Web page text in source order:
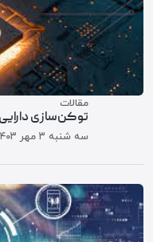
مقالات
توکن‌سازی
سه شنبه ۳ مهر ۱۴۰۳